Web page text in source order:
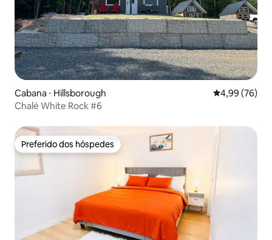
Cabana ⋅ Hillsborough 4,99 de uma
4,99 (76)
Chalé White Rock #6
Preferido dos hóspedes
Preferido dos hóspedes